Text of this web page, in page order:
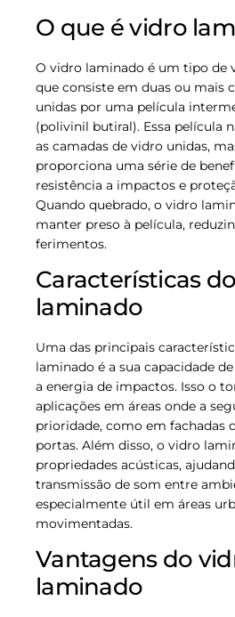
O que é vidro
O vidro laminado é um tipo de
que consiste em duas ou mais
unidas por uma película
(polivinil butiral). Essa película
as camadas de vidro unidas,
proporciona uma série de
resistência a impactos e
Quando quebrado, o vidro
manter preso à película,
ferimentos.
Características
laminado
Uma das principais
laminado é a sua capacidade
a energia de impactos. Isso o
aplicações em áreas onde a
prioridade, como em fachadas
portas. Além disso, o vidro
propriedades acústicas,
transmissão de som entre
especialmente útil em áreas
movimentadas.
Vantagens do
laminado